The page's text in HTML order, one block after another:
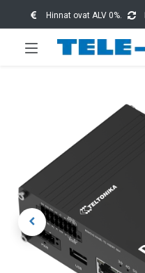
Hinnat ovat ALV 0%.